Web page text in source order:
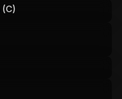
(C)